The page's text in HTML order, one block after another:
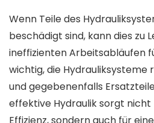
Wenn Teile des
beschädigt sind, kann dies zu
ineffizienten Arbeitsabläufen
wichtig, die Hydrauliksysteme
und gegebenenfalls
effektive Hydraulik sorgt